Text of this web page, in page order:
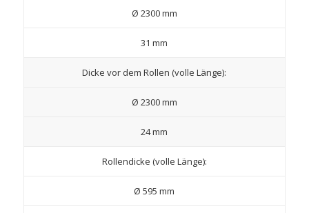
Ø 2300 mm
31 mm
Dicke vor dem Rollen (volle Länge):
Ø 2300 mm
24 mm
Rollendicke (volle Länge):
Ø 595 mm